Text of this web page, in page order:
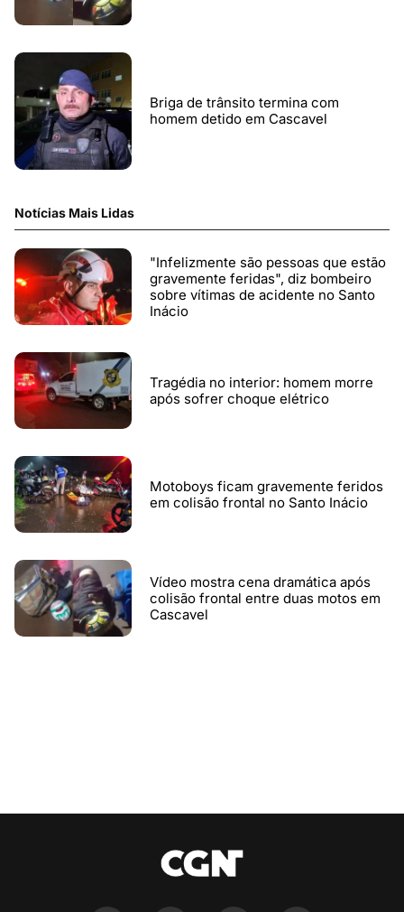
Briga de trânsito termina com
homem detido em Cascavel
Notícias Mais Lidas
"Infelizmente são pessoas que estão
gravemente feridas", diz bombeiro
sobre vítimas de acidente no Santo
Inácio
Tragédia no interior: homem morre
após sofrer choque elétrico
Motoboys ficam gravemente feridos
em colisão frontal no Santo Inácio
Vídeo mostra cena dramática após
colisão frontal entre duas motos em
Cascavel